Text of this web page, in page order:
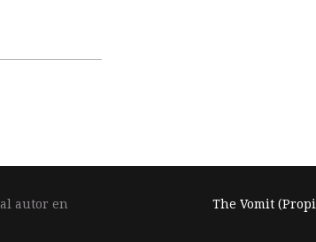
autor en
The Vomit